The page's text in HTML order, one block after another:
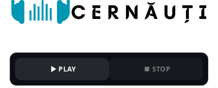
PLAY STOP